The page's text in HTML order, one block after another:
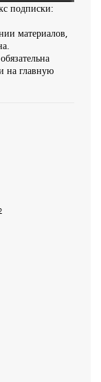
подписки:
материалов,
на главную